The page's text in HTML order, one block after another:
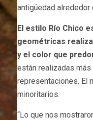
antigüedad alrededor
El estilo Río Chico
geométricas
y el color que
están realizadas
representaciones. El
minoritarios.
“Lo que nos